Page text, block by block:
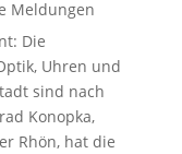
Meldungen
Die
Uhren und
sind nach
Konopka,
Rhön, hat die